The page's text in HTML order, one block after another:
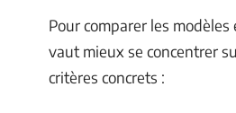
Pour comparer les
vaut mieux se concentrer
critères concrets :